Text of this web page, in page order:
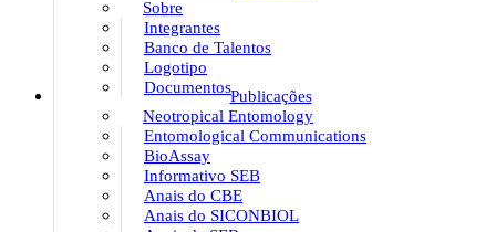
Sobre
Integrantes
Banco de Talentos
Logotipo
DocumentosPublicações
Neotropical Entomology
Entomological Communications
BioAssay
Informativo SEB
Anais do CBE
Anais do SICONBIOL